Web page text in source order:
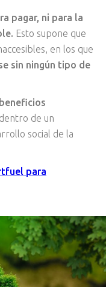
pagar, ni para la
Esto supone que
en los que
sin ningún tipo de
de un
social de la
para